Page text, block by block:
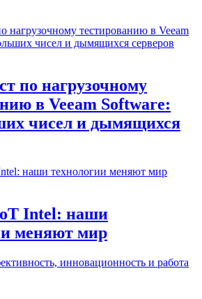
по нагрузочному
в Veeam Software:
чисел и дымящихся
Intel: наши
меняют мир